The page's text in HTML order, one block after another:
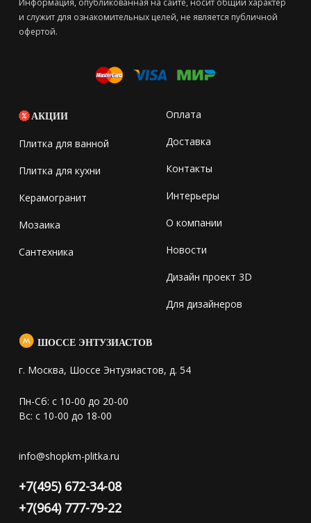
Информация, опубликованная на сайте, носит общий характер
и служит для ознакомительных целей, не является публичной
офертой.
АКЦИИ
Плитка для ванной
Плитка для кухни
Керамогранит
Мозаика
Сантехника
Оплата
Доставка
Контакты
Интерьеры
О компании
Новости
Дизайн проект 3D
Для дизайнеров
ШОССЕ ЭНТУЗИАСТОВ
г. Москва, Шоссе Энтузиастов, д. 54
Пн-Сб: с 10-00 до 20-00
Вс: с 10-00 до 18-00
info@shopkm-plitka.ru
+7(495) 672-34-08
+7(964) 777-79-22